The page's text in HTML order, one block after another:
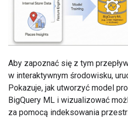
Aby zapoznać się z tym
w interaktywnym środowisku,
Pokazuje, jak utworzyć model
BigQuery ML i wizualizować
za pomocą indeksowania